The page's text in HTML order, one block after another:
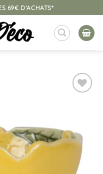
69€ D'ACHATS*
d’envies